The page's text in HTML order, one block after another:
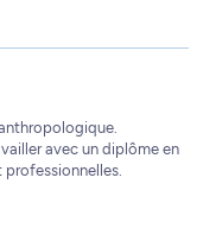
avec un diplôme en